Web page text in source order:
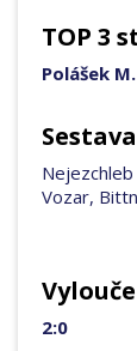
TOP 3
Polášek
Sestava
Nejezchleb
Vozar,
2:0